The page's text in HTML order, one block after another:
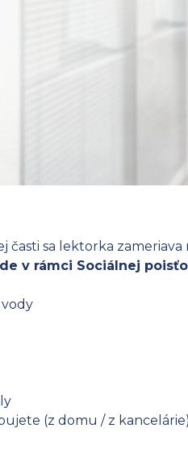
časti sa lektorka zameriava
v rámci Sociálnej
(z domu / z kancelárie)